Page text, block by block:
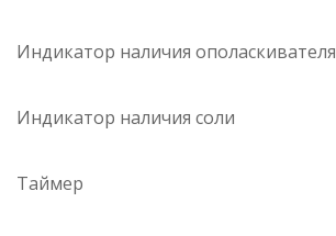
Индикатор наличия ополаскивателя
Индикатор наличия соли
Таймер